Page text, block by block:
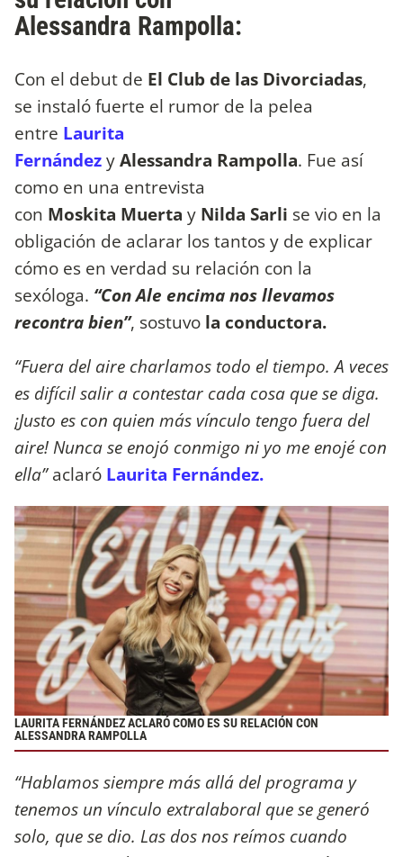
Alessandra Rampolla:
Con el debut de El Club de las Divorciadas,
se instaló fuerte el rumor de la pelea
entre Laurita
FernándezyAlessandra Rampolla. Fue así
como en una entrevista
con Moskita Muerta y Nilda Sarli se vio en la
obligación de aclarar los tantos y de explicar
cómo es en verdad su relación con la
sexóloga. “Con Ale encima nos llevamos
recontra bien”, sostuvo la conductora.
“Fuera del aire charlamos todo el tiempo. A veces
es difícil salir a contestar cada cosa que se diga.
¡Justo es con quien más vínculo tengo fuera del
aire! Nunca se enojó conmigo ni yo me enojé con
ella”aclaró Laurita Fernández.
LAURITA FERNÁNDEZ ACLARÓ COMO ES SU RELACIÓN CON
ALESSANDRA RAMPOLLA
“Hablamos siempre más allá del programa y
tenemos un vínculo extralaboral que se generó
solo, que se dio. Las dos nos reímos cuando